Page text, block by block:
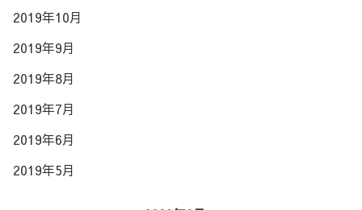
2019年10月
2019年9月
2019年8月
2019年7月
2019年6月
2019年5月